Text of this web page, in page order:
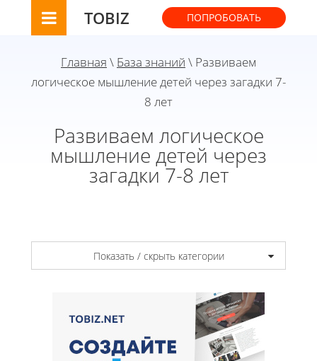
TOBIZ ПОПРОБОВАТЬ
Главная \ База знаний \ Развиваем
логическое мышление детей через загадки 7-
8 лет
Развиваем логическое
мышление детей через
загадки 7-8 лет
Показать / скрыть категории